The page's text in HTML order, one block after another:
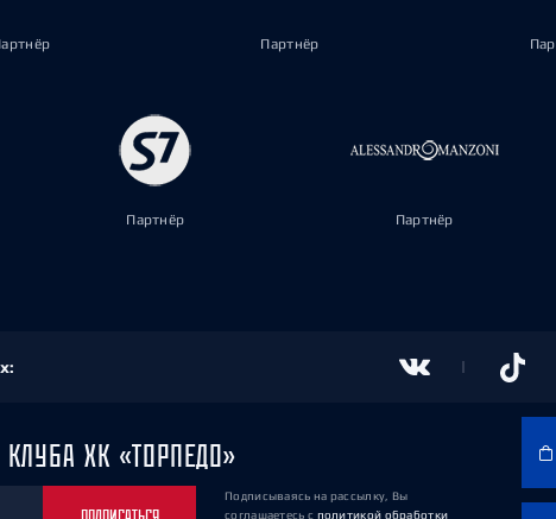
Партнёр
Партнёр Партнёр
ХК «ТОРПЕДО»
Подписываясь на рассылку, Вы
соглашаетесь с политикой обработки